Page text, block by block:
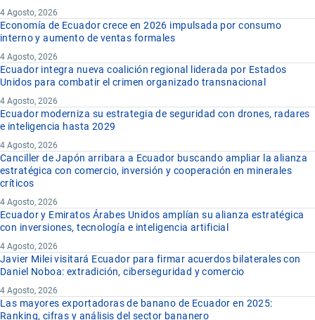
4 Agosto, 2026
Economía de Ecuador crece en 2026 impulsada por consumo
interno y aumento de ventas formales
4 Agosto, 2026
Ecuador integra nueva coalición regional liderada por Estados
Unidos para combatir el crimen organizado transnacional
4 Agosto, 2026
Ecuador moderniza su estrategia de seguridad con drones, radares
e inteligencia hasta 2029
4 Agosto, 2026
Canciller de Japón arribara a Ecuador buscando ampliar la alianza
estratégica con comercio, inversión y cooperación en minerales
críticos
4 Agosto, 2026
Ecuador y Emiratos Árabes Unidos amplían su alianza estratégica
con inversiones, tecnología e inteligencia artificial
4 Agosto, 2026
Javier Milei visitará Ecuador para firmar acuerdos bilaterales con
Daniel Noboa: extradición, ciberseguridad y comercio
4 Agosto, 2026
Las mayores exportadoras de banano de Ecuador en 2025:
Ranking, cifras y análisis del sector bananero